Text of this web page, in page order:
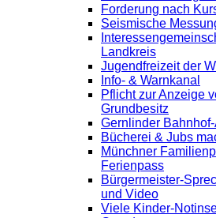
Forderung nach
Seismische
Landkreis
Jugendfreizeit der
Info- & Warnkanal
Pflicht zur Anzeige
Grundbesitz
Gernlinder
Bücherei & Jubs
Münchner
Ferienpass
Bürgermeister-
und Video
Viele Kinder-